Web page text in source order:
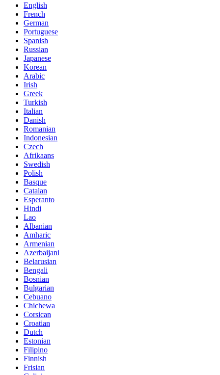
English
French
German
Portuguese
Spanish
Russian
Japanese
Korean
Arabic
Irish
Greek
Turkish
Italian
Danish
Romanian
Indonesian
Czech
Afrikaans
Swedish
Polish
Basque
Catalan
Esperanto
Hindi
Lao
Albanian
Amharic
Armenian
Azerbaijani
Belarusian
Bengali
Bosnian
Bulgarian
Cebuano
Chichewa
Corsican
Croatian
Dutch
Estonian
Filipino
Finnish
Frisian